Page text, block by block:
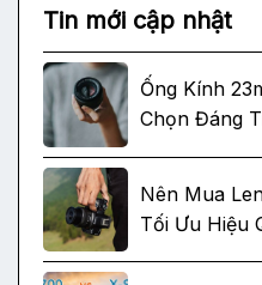
Tin mới cập nhật
Ống Kính
Chọn Đáng
Nên Mua
Tối Ưu Hiệu